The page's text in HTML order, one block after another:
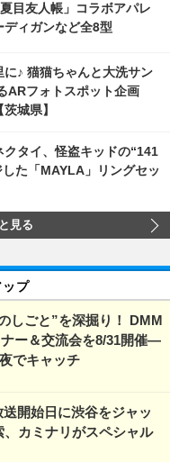
目友人帳」コラボアパレ
ディガンなど全8型
に♪ 猫猫ちゃんと大洗サン
ARフォトスポット企画
城県】
クタイ、怪盗キッドの“141
た「MAYLA」リングセッ
見る
ップ
しごと”を深掘り！ DMM
ー＆交流会を8/31開催―
でキャッチ
開始日に渋谷をジャッ
カミナリがスペシャル